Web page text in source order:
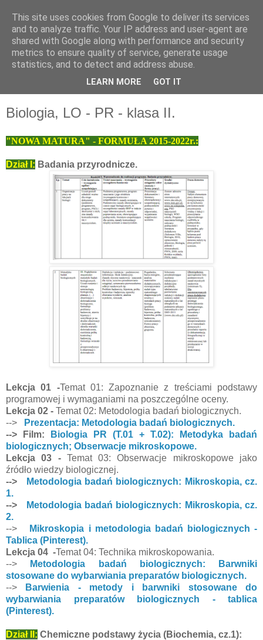
Biologia, LO - PR - klasa II.
"NOWA MATURA" - FORMUŁA 2015-2022r.:
Dział I: Badania przyrodnicze.
Lekcja 01 -Temat 01: Zapoznanie z treściami podstawy
programowej i wymaganiami na poszczególne oceny.
Lekcja 02 - Temat 02: Metodologia badań biologicznych.
-->
Prezentacja: Metodologia badań biologicznych.
--> Film:
Biologia PR (T.01 + T.02): Metodyka badań
biologicznych; Obserwacje mikroskopowe.
Lekcja 03 - Temat 03: Obserwacje mikroskopowe jako
źródło wiedzy biologicznej.
-->
Metodologia badań biologicznych: Mikroskopia, cz.
1.
-->
Metodologia badań biologicznych: Mikroskopia, cz.
2.
-->
Mikroskopia i metodologia badań biologicznych -
Tablica (Pinterest).
Lekcja 04 -Temat 04: Technika mikroskopowania.
-->
Metodologia badań biologicznych: Barwniki
stosowane do wybarwiania preparatów biologicznych.
-->
Barwienia - metody i barwniki stosowane do
wybarwiania preparatów biologicznych - tablica
(Pinterest).
Dział II: Chemiczne podstawy życia (Biochemia, cz.1):
This site uses cookies from Google to deliver its services
and to analyze traffic. Your IP address and user-agent are
shared with Google along with performance and security
metrics to ensure quality of service, generate usage
statistics, and to detect and address abuse.
LEARN MORE GOT IT